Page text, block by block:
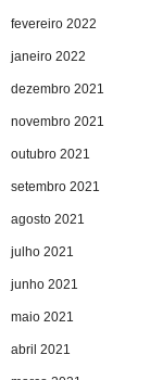
fevereiro 2022
janeiro 2022
dezembro 2021
novembro 2021
outubro 2021
setembro 2021
agosto 2021
julho 2021
junho 2021
maio 2021
abril 2021